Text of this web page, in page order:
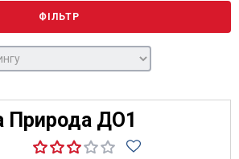
ФІЛЬТР
Природа ДО1